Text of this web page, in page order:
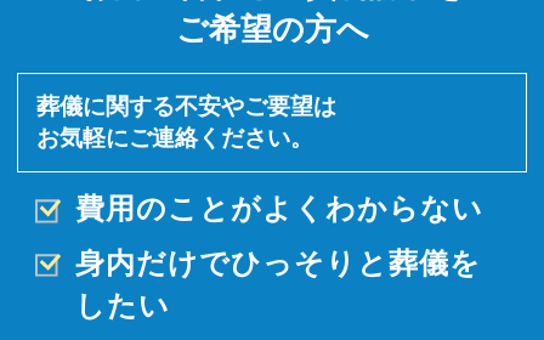
ご希望の方へ
葬儀に関する不安やご要望は
お気軽にご連絡ください。
費用のことがよくわからない
身内だけでひっそりと 葬儀を
したい